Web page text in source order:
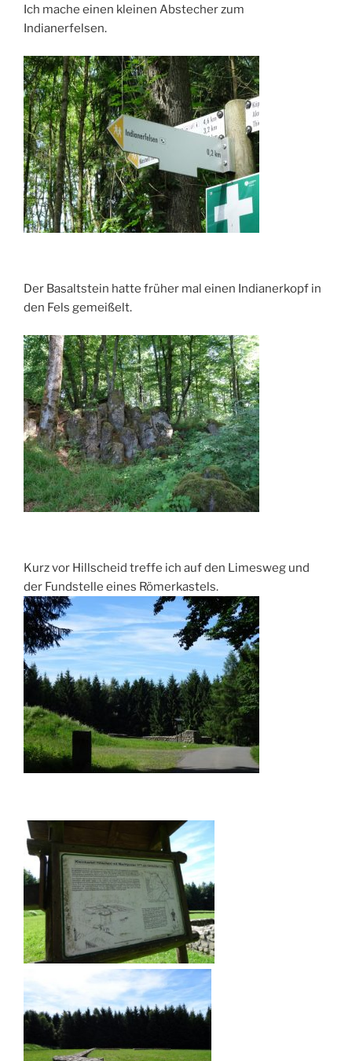
Ich mache einen kleinen Abstecher zum
Indianerfelsen.
Der Basaltstein hatte früher mal einen Indianerkopf in
den Fels gemeißelt.
Kurz vor Hillscheid treffe ich auf den Limesweg und
der Fundstelle eines Römerkastels.